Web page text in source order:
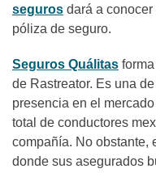
seguros dará a
póliza de seguro.
Seguros Quálitas
de Rastreator. Es una
presencia en el
total de conductores
compañía. No obstante,
donde sus asegurados